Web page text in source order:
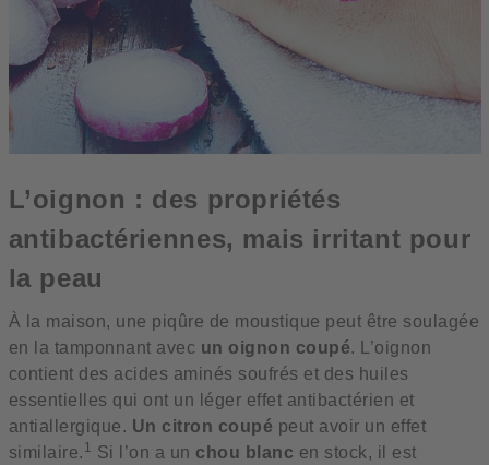
L’oignon : des propriétés
antibactériennes, mais irritant pour
la peau
À la maison, une piqûre de moustique peut être soulagée
en la tamponnant avec un oignon coupé. L’oignon
contient des acides aminés soufrés et des huiles
essentielles qui ont un léger effet antibactérien et
antiallergique. Un citron coupé peut avoir un effet
similaire. 1 Si l’on a un chou blanc en stock, il est